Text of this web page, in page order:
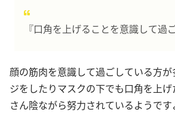
『口角を上げることを意識して過
顔の筋肉を意識して過ごしている方
ジをしたりマスクの下でも口角を上
さん陰ながら努力されているようです